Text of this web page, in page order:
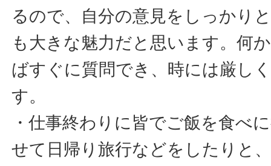
るので、自分の意見をしっかり
も大きな魅力だと思います。何
ばすぐに質問でき、時には厳し
す。
・仕事終わりに皆でご飯を食べ
せて日帰り旅行などをしたりと